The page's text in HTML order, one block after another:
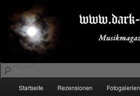
primären
Inhalt
springen
sekundären
Inhalt
springenDARK-FESTIVALS.DE
Suchen
Startseite Rezensionen Fotogalerien